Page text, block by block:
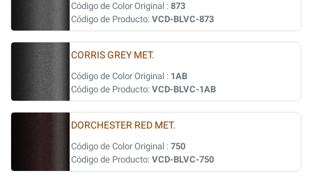
Código de Color Original : 873
Código de Producto: VCD-BLVC-873
CORRIS GREY MET.
Código de Color Original : 1AB
Código de Producto: VCD-BLVC-1AB
DORCHESTER RED MET.
Código de Color Original : 750
Código de Producto: VCD-BLVC-750